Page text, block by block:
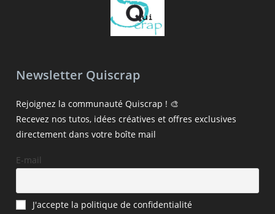
Newsletter Quiscrap
Rejoignez la communauté Quiscrap ! 🎨
Recevez nos tutos, idées créatives et offres exclusives
directement dans votre boîte mail
E-mail
J'accepte la politique de confidentialité